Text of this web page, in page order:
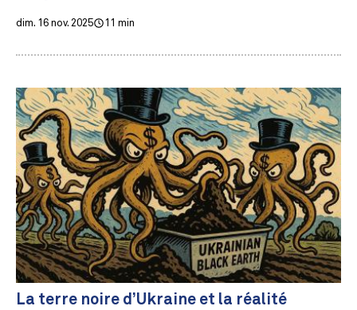
dim. 16 nov. 2025 11 min
La terre noire d’Ukraine et la réalité